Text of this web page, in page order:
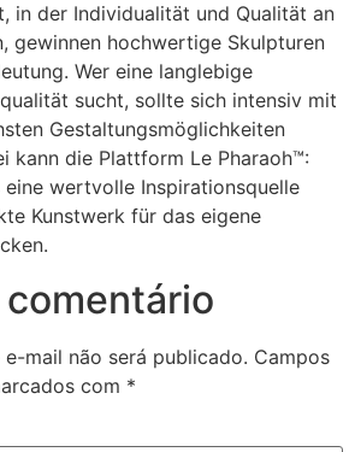
in der Individualität und Qualität an
gewinnen hochwertige Skulpturen
Wer eine langlebige
sucht, sollte sich intensiv mit
Gestaltungsmöglichkeiten
kann die Plattform Le Pharaoh™:
wertvolle Inspirationsquelle
Kunstwerk für das eigene
mail não será publicado. Campos
com *